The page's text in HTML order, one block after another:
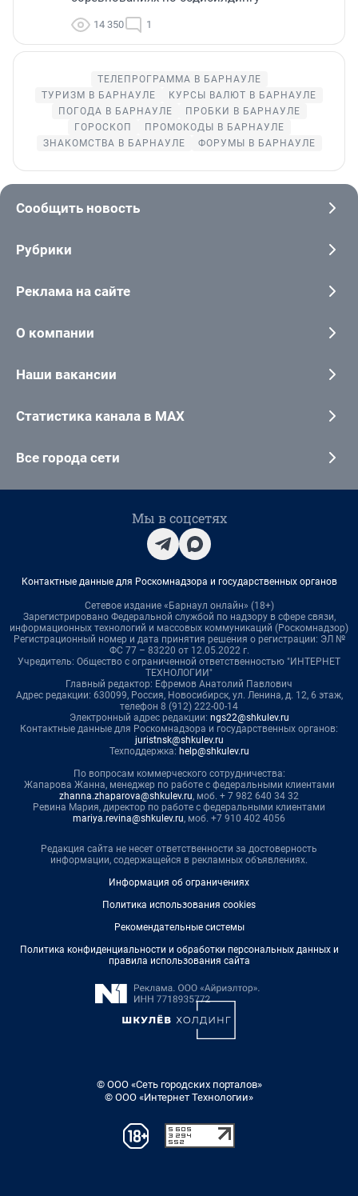
14 350 1
ТЕЛЕПРОГРАММА В БАРНАУЛЕ
ТУРИЗМ В БАРНАУЛЕ
КУРСЫ ВАЛЮТ В БАРНАУЛЕ
ПОГОДА В БАРНАУЛЕ
ПРОБКИ В БАРНАУЛЕ
ГОРОСКОП
ПРОМОКОДЫ В БАРНАУЛЕ
ЗНАКОМСТВА В БАРНАУЛЕ
ФОРУМЫ В БАРНАУЛЕ
Сообщить новость
Рубрики
Реклама на сайте
О компании
Наши вакансии
Статистика канала в MAX
Все города сети
Мы в соцсетях
Контактные данные для Роскомнадзора и государственных органов
Сетевое издание «Барнаул онлайн» (18+)
Зарегистрировано Федеральной службой по надзору в сфере связи,
информационных технологий и массовых коммуникаций (Роскомнадзор)
Регистрационный номер и дата принятия решения о регистрации: ЭЛ №
ФС 77 – 83220 от 12.05.2022 г.
Учредитель: Общество с ограниченной ответственностью "ИНТЕРНЕТ
ТЕХНОЛОГИИ"
Главный редактор: Ефремов Анатолий Павлович
Адрес редакции: 630099, Россия, Новосибирск, ул. Ленина, д. 12, 6 этаж,
телефон 8 (912) 222-00-14
Электронный адрес редакции: ngs22@shkulev.ru
Контактные данные для Роскомнадзора и государственных органов:
juristnsk@shkulev.ru
Техподдержка: help@shkulev.ru
По вопросам коммерческого сотрудничества:
Жапарова Жанна, менеджер по работе с федеральными клиентами
zhanna.zhaparova@shkulev.ru, моб. + 7 982 640 34 32
Ревина Мария, директор по работе с федеральными клиентами
mariya.revina@shkulev.ru, моб. +7 910 402 4056
Редакция сайта не несет ответственности за достоверность
информации, содержащейся в рекламных объявлениях.
Информация об ограничениях
Политика использования cookies
Рекомендательные системы
Политика конфиденциальности и обработки персональных данных и
правила использования сайта
© ООО «Сеть городских порталов»
© ООО «Интернет Технологии»